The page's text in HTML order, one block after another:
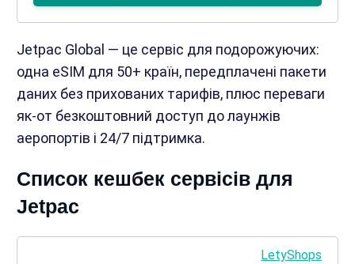
Jetpac Global — це сервіс для подорожуючих:
одна eSIM для 50+ країн, передплачені пакети
даних без прихованих тарифів, плюс переваги
як-от безкоштовний доступ до лаунжів
аеропортів і 24/7 підтримка.
Список кешбек сервісів для
Jetpac
LetyShops